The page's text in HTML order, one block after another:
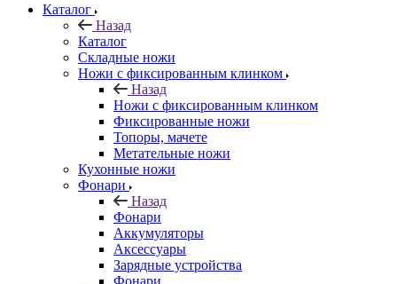
Каталог
Назад
Каталог
Складные ножи
Ножи с фиксированным клинком
Назад
Ножи с фиксированным клинком
Фиксированные ножи
Топоры, мачете
Метательные ножи
Кухонные ножи
Фонари
Назад
Фонари
Аккумуляторы
Аксессуары
Зарядные устройства
Фонари